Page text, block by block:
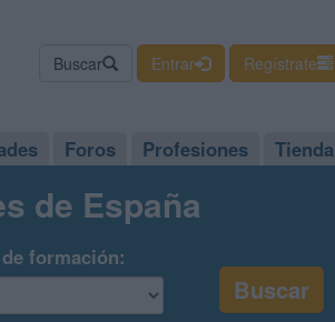
Buscar Entrar Regístrate
Foros Profesiones Tienda
de España
formación: